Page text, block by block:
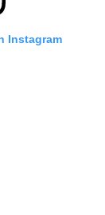
Instagram